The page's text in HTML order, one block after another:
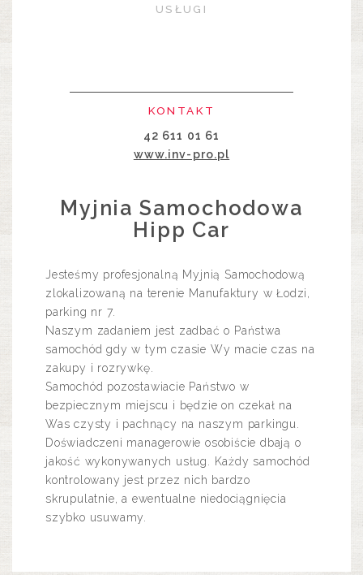
USŁUGI
KONTAKT
42 611 01 61
www.inv-pro.pl
Myjnia Samochodowa
Hipp Car
Jesteśmy profesjonalną Myjnią Samochodową
zlokalizowaną na terenie Manufaktury w Łodzi,
parking nr 7.
Naszym zadaniem jest zadbać o Państwa
samochód gdy w tym czasie Wy macie czas na
zakupy i rozrywkę.
Samochód pozostawiacie Państwo w
bezpiecznym miejscu i będzie on czekał na
Was czysty i pachnący na naszym parkingu.
Doświadczeni managerowie osobiście dbają o
jakość wykonywanych usług. Każdy samochód
kontrolowany jest przez nich bardzo
skrupulatnie, a ewentualne niedociągnięcia
szybko usuwamy.